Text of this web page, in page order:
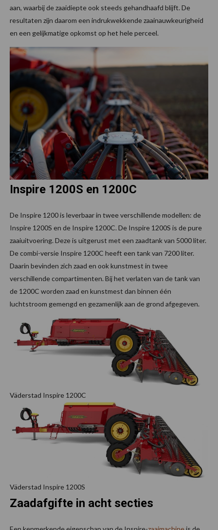
aan, waarbij de zaaidiepte ook steeds gehandhaafd blijft. De
resultaten zijn daarom een indrukwekkende zaainauwkeurigheid
en een gelijkmatige opkomst op het hele perceel.
Inspire 1200S en 1200C
De Inspire 1200 is leverbaar in twee verschillende modellen: de
Inspire 1200S en de Inspire 1200C. De Inspire 1200S is de pure
zaaiuitvoering. Deze is uitgerust met een zaadtank van 5000 liter.
De combi-versie Inspire 1200C heeft een tank van 7200 liter.
Daarin bevinden zich zaad en ook kunstmest in twee
verschillende compartimenten. Bij het verlaten van de tank van
de 1200C worden zaad en kunstmest dan binnen één
luchtstroom gemengd en gezamenlijk aan de grond afgegeven.
Väderstad Inspire 1200C
Väderstad Inspire 1200S
Zaadafgifte in acht secties